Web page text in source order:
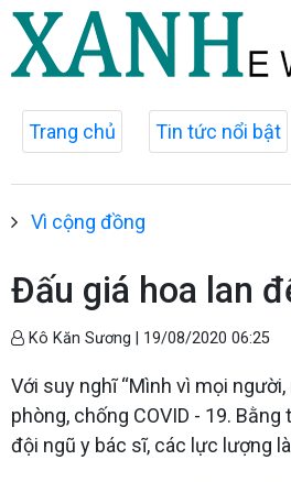
Trang chủ Tin tức nổi bật
Vì cộng đồng
Đấu giá hoa lan
Kô Kăn Sương | 19/08/2020 06:25
Với suy nghĩ “Mình vì mọi
phòng, chống COVID - 19.
đội ngũ y bác sĩ, các lực lượng